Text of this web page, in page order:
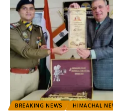
BREAKING NEWS HIMACHAL